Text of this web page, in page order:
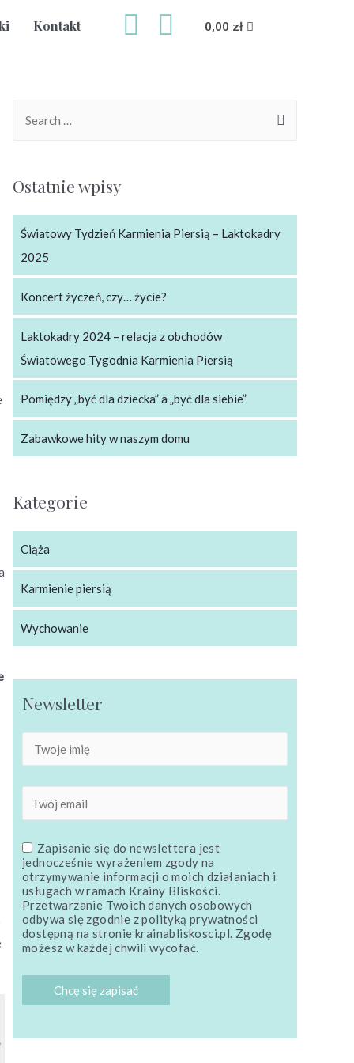
Kontakt 0,00 zł
Ostatnie wpisy
Światowy Tydzień Karmienia Piersią – Laktokadry
2025
Koncert życzeń, czy… życie?
Laktokadry 2024 – relacja z obchodów
Światowego Tygodnia Karmienia Piersią
Pomiędzy „być dla dziecka” a „być dla siebie”
Zabawkowe hity w naszym domu
Kategorie
Ciąża
Karmienie piersią
Wychowanie
Newsletter
Zapisanie się do newslettera jest
jednocześnie wyrażeniem zgody na
otrzymywanie informacji o moich działaniach i
usługach w ramach Krainy Bliskości.
Przetwarzanie Twoich danych osobowych
odbywa się zgodnie z polityką prywatności
dostępną na stronie krainabliskosci.pl. Zgodę
możesz w każdej chwili wycofać.